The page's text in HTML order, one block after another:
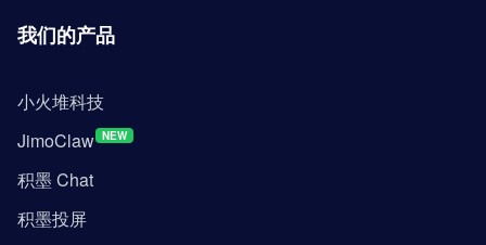
我们的产品
小火堆科技
JimoClaw NEW
积墨 Chat
积墨投屏